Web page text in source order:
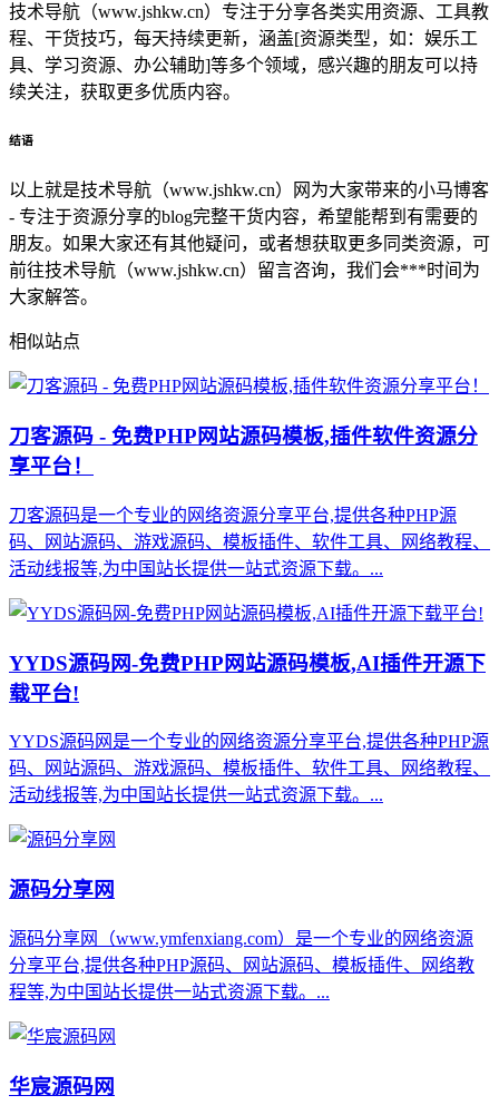
技术导航（www.jshkw.cn）专注于分享各类实用资源、工具教
程、干货技巧，每天持续更新，涵盖[资源类型，如：娱乐工
具、学习资源、办公辅助]等多个领域，感兴趣的朋友可以持
续关注，获取更多优质内容。
结语
以上就是技术导航（www.jshkw.cn）网为大家带来的小马博客
- 专注于资源分享的blog完整干货内容，希望能帮到有需要的
朋友。如果大家还有其他疑问，或者想获取更多同类资源，可
前往技术导航（www.jshkw.cn）留言咨询，我们会***时间为
大家解答。
相似站点
刀客源码 - 免费PHP网站源码模板,插件软件资源分
享平台！
刀客源码是一个专业的网络资源分享平台,提供各种PHP源
码、网站源码、游戏源码、模板插件、软件工具、网络教程、
活动线报等,为中国站长提供一站式资源下载。...
YYDS源码网-免费PHP网站源码模板,AI插件开源下
载平台!
YYDS源码网是一个专业的网络资源分享平台,提供各种PHP源
码、网站源码、游戏源码、模板插件、软件工具、网络教程、
活动线报等,为中国站长提供一站式资源下载。...
源码分享网
源码分享网（www.ymfenxiang.com）是一个专业的网络资源
分享平台,提供各种PHP源码、网站源码、模板插件、网络教
程等,为中国站长提供一站式资源下载。...
华宸源码网